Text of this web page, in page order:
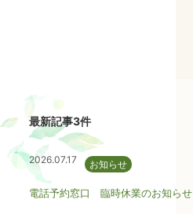
最新記事3件
2026.07.17 お知らせ
電話予約窓口 臨時休業のお知らせ